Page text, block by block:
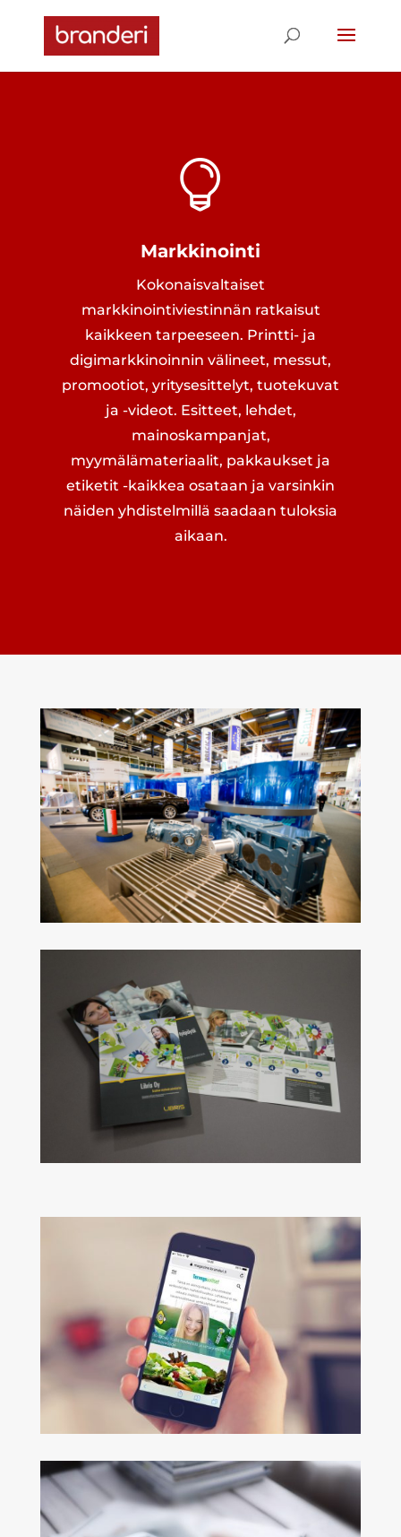

Markkinointi
Kokonaisvaltaiset
markkinointiviestinnän ratkaisut
kaikkeen tarpeeseen. Printti- ja
digimarkkinoinnin välineet, messut,
promootiot, yritysesittelyt, tuotekuvat
ja -videot. Esitteet, lehdet,
mainoskampanjat,
myymälämateriaalit, pakkaukset ja
etiketit -kaikkea osataan ja varsinkin
näiden yhdistelmillä saadaan tuloksia
aikaan.